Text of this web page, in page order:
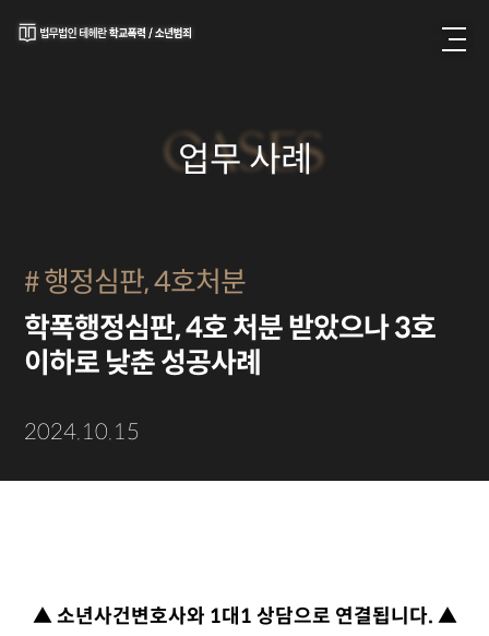
CASES
업무 사례
행정심판, 4호처분
학폭행정심판, 4호 처분 받았으나 3호
이하로 낮춘 성공사례
2024.10.15
▲ 소년사건변호사와 1대1 상담으로 연결됩니다. ▲